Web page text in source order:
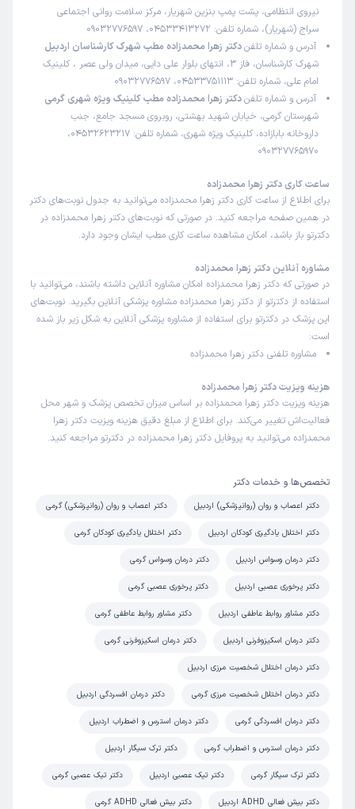
نیروی انتظامی، پشت پمپ بنزین شهریار، مرکز سلامت روانی اجتماعی
سراج (شهریار)، شماره تلفن: 04533413272، 09032776597
آدرس و شماره تلفندکتر زهرا محمدزاده مطب شهرک کارشناسان اردبیل
شهرک کارشناسان، فاز 3، انتهای بلوار علی دایی، میدان ولی عصر ، کلینیک
امام علی، شماره تلفن: 04533751113، 09032776597
آدرس و شماره تلفندکتر زهرا محمدزاده مطب کلینیک ویژه شهری گرمی
شهرستان گرمی، خیابان شهید بهشتی، روبروی مسجد جامع، جنب
داروخانه بابازاده، کلینیک ویژه شهری، شماره تلفن: 04532623217،
090327765970
ساعت کاری دکتر زهرا محمدزاده
برای اطلاع از ساعت کاری دکتر زهرا محمدزاده می‌توانید به جدول نوبت‌های دکتر
در همین صفحه مراجعه کنید. در صورتی که نوبت‌های دکتر زهرا محمدزاده در
دکترتو باز باشد، امکان مشاهده ساعت کاری مطب ایشان وجود دارد.
مشاوره آنلاین دکتر زهرا محمدزاده
در صورتی که دکتر زهرا محمدزاده امکان مشاوره آنلاین داشته باشند، می‌توانید با
استفاده از دکترتو از دکتر زهرا محمدزاده مشاوره پزشکی آنلاین بگیرید. نوبت‌های
این پزشک در دکترتو برای استفاده از مشاوره پزشکی آنلاین به شکل زیر باز شده
است:
مشاوره تلفنی دکتر زهرا محمدزاده
هزینه ویزیت دکتر زهرا محمدزاده
هزینه ویزیت دکتر زهرا محمدزاده بر اساس میزان تخصص پزشک و شهر محل
فعالیت‌اش تغییر می‌کند. برای اطلاع از مبلغ دقیق هزینه ویزیت دکتر زهرا
محمدزاده می‌توانید به پروفایل دکتر زهرا محمدزاده در دکترتو مراجعه کنید.
تخصص‌ها و خدمات دکتر
دکتر اعصاب و روان (روانپزشکی) اردبیل دکتر اعصاب و روان (روانپزشکی) گرمی
دکتر اختلال یادگیری کودکان اردبیل دکتر اختلال یادگیری کودکان گرمی
دکتر درمان وسواس اردبیل دکتر درمان وسواس گرمی
دکتر پرخوری عصبی اردبیل دکتر پرخوری عصبی گرمی
دکتر مشاور روابط عاطفی اردبیل دکتر مشاور روابط عاطفی گرمی
دکتر درمان اسکیزوفرنی اردبیل دکتر درمان اسکیزوفرنی گرمی
دکتر درمان اختلال شخصیت مرزی اردبیل
دکتر درمان اختلال شخصیت مرزی گرمی دکتر درمان افسردگی اردبیل
دکتر درمان افسردگی گرمی دکتر درمان استرس و اضطراب اردبیل
دکتر درمان استرس و اضطراب گرمی دکتر ترک سیگار اردبیل
دکتر ترک سیگار گرمی دکتر تیک عصبی اردبیل دکتر تیک عصبی گرمی
دکتر بیش فعالی ADHD اردبیل دکتر بیش فعالی ADHD گرمی